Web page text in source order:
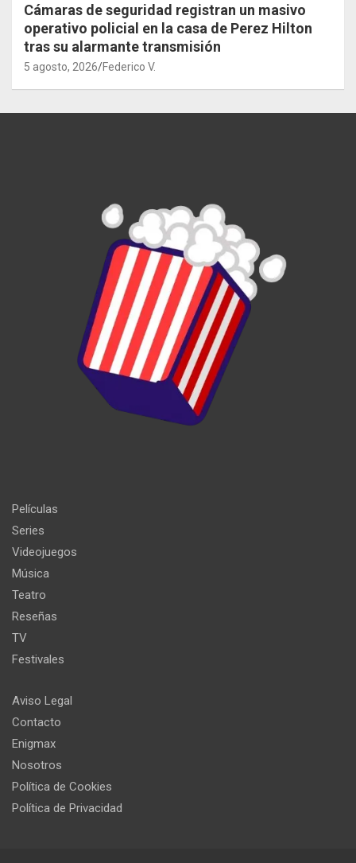
Cámaras de seguridad registran un masivo
operativo policial en la casa de Perez Hilton
tras su alarmante transmisión
5 agosto, 2026 Federico V.
Películas
Series
Videojuegos
Música
Teatro
Reseñas
TV
Festivales
Aviso Legal
Contacto
Enigmax
Nosotros
Política de Cookies
Política de Privacidad